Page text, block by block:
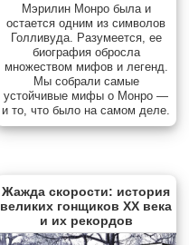
Мэрилин Монро была и
остается одним из символов
Голливуда. Разумеется, ее
биография обросла
множеством мифов и легенд.
Мы собрали самые
устойчивые мифы о Монро —
и то, что было на самом деле.
Жажда скорости: история
великих гонщиков XX века
и их рекордов